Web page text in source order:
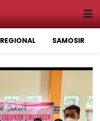
REGIONAL SAMOSIR